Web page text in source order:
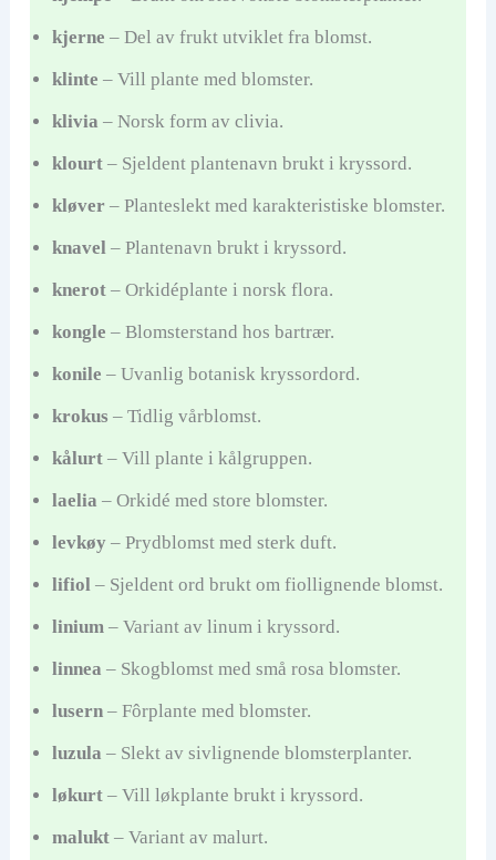
kjerne – Del av frukt utviklet fra blomst.
klinte – Vill plante med blomster.
klivia – Norsk form av clivia.
klourt– Sjeldent plantenavn brukt i kryssord.
kløver – Planteslekt med karakteristiske blomster.
knavel– Plantenavn brukt i kryssord.
knerot– Orkidéplante i norsk flora.
kongle – Blomsterstand hos bartrær.
konile – Uvanlig botanisk kryssordord.
krokus – Tidlig vårblomst.
kålurt– Vill plante i kålgruppen.
laelia – Orkidé med store blomster.
levkøy– Prydblomst med sterk duft.
lifiol– Sjeldent ord brukt om fiollignende blomst.
linium– Variant av linum i kryssord.
linnea – Skogblomst med små rosa blomster.
lusern– Fôrplante med blomster.
luzula – Slekt av sivlignende blomsterplanter.
løkurt– Vill løkplante brukt i kryssord.
malukt– Variant av malurt.